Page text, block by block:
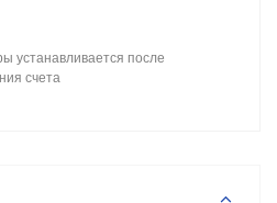
устанавливается после
счета